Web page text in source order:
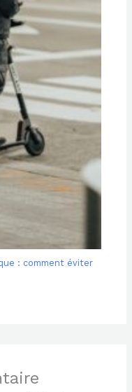
: comment éviter